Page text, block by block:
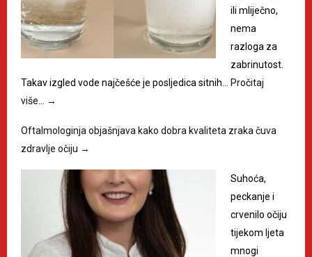
ili mliječno,
nema
razloga za
zabrinutost.
Takav izgled vode najčešće je posljedica sitnih…
Pročitaj
više…
→
Oftalmologinja objašnjava kako dobra kvaliteta zraka čuva
zdravlje očiju →
Suhoća,
peckanje i
crvenilo očiju
tijekom ljeta
mnogi